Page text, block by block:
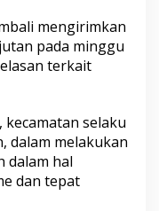
mengirimkan
pada minggu
terkait
kecamatan selaku
dalam melakukan
dalam hal
dan tepat